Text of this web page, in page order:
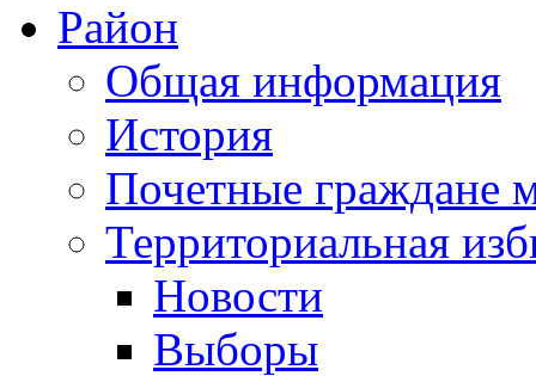
Район
Общая информация
История
Почетные граждане
Территориальная
Новости
Выборы